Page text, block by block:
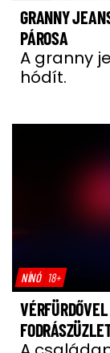
GRANNY
PÁROSA
A granny
hódít.
NÍNÓ 18+